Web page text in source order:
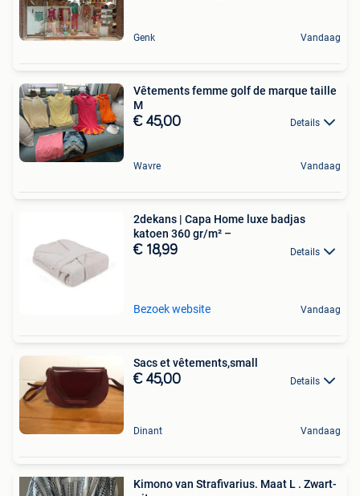
Genk Vandaag
Vêtements femme golf de marque taille
M
€ 45,00 Details
Wavre Vandaag
2dekans | Capa Home luxe badjas
katoen 360 gr/m² –
€ 18,99 Details
Bezoek website Vandaag
Sacs et vêtements,small
€ 45,00 Details
Dinant Vandaag
Kimono van Strafivarius. Maat L . Zwart-